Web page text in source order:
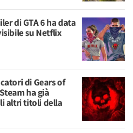
di GTA 6 ha data
su Netflix
di Gears of
ha già
altri titoli della